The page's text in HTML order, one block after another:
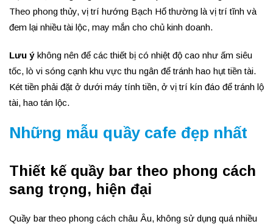
Theo phong thủy, vị trí hướng Bạch Hổ thường là vị trí tĩnh và
đem lại nhiều tài lộc, may mắn cho chủ kinh doanh.
Lưu ý không nên để các thiết bị có nhiệt độ cao như ấm siêu
tốc, lò vi sóng cạnh khu vực thu ngân để tránh hao hụt tiền tài.
Két tiền phải đặt ở dưới máy tính tiền, ở vị trí kín đáo để tránh lộ
tài, hao tán lộc.
Những mẫu quầy cafe đẹp nhất
Thiết kế quầy bar theo phong cách
sang trọng, hiện đại
Quầy bar theo phong cách châu Âu, không sử dụng quá nhiều